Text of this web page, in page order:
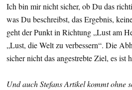
Ich bin mir nicht sicher, ob Du das
was Du beschreibst, das Ergebnis,
geht der Punkt in Richtung „Lust am
„Lust, die Welt zu verbessern“. Die
sicher nicht das angestrebte Ziel, es ist
Und auch Stefans Artikel kommt ohne